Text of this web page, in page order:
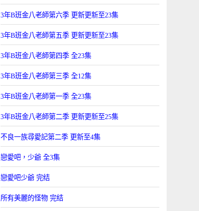
3年B班金八老師第六季 更新更新至23集
3年B班金八老師第五季 更新更新至23集
3年B班金八老師第四季 全23集
3年B班金八老師第三季 全12集
3年B班金八老師第一季 全23集
3年B班金八老師第二季 更新更新至25集
不良一族尋愛記第二季 更新至4集
戀愛吧，少爺 全3集
戀愛吧少爺 完结
所有美麗的怪物 完结